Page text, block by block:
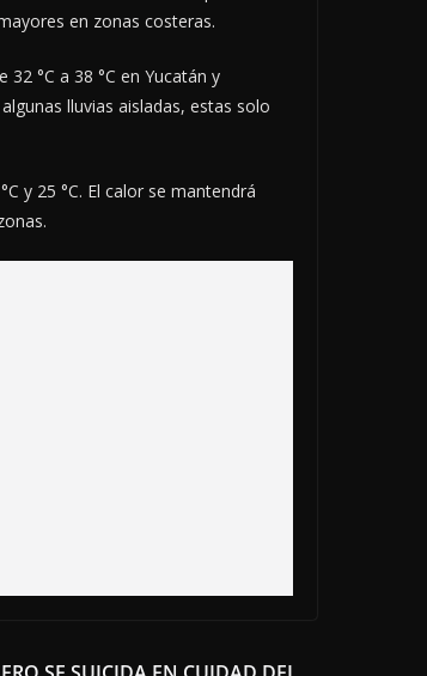
en zonas costeras.
°C a 38 °C en Yucatán y
lluvias aisladas, estas solo
y 25 °C. El calor se mantendrá